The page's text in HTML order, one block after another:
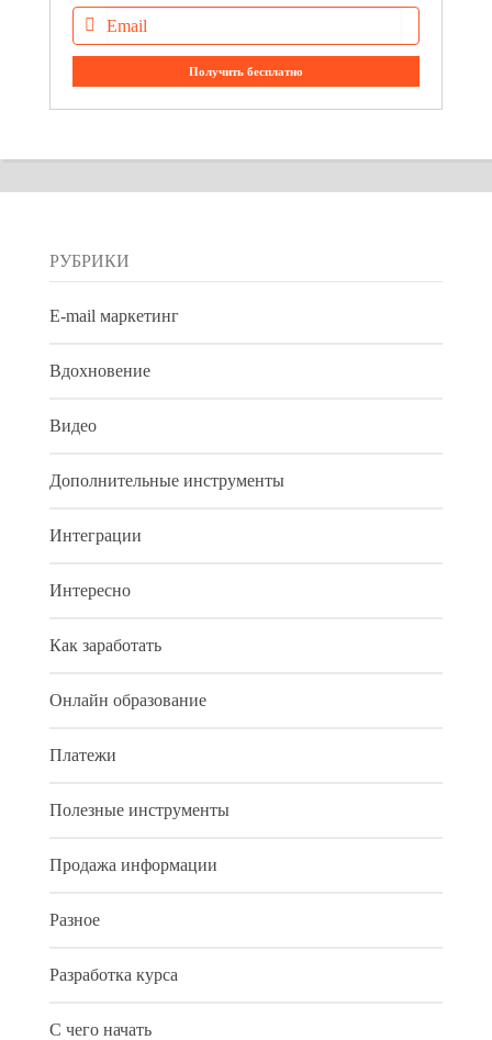
РУБРИКИ
E-mail маркетинг
Вдохновение
Видео
Дополнительные инструменты
Интеграции
Интересно
Как заработать
Онлайн образование
Платежи
Полезные инструменты
Продажа информации
Разное
Разработка курса
С чего начать